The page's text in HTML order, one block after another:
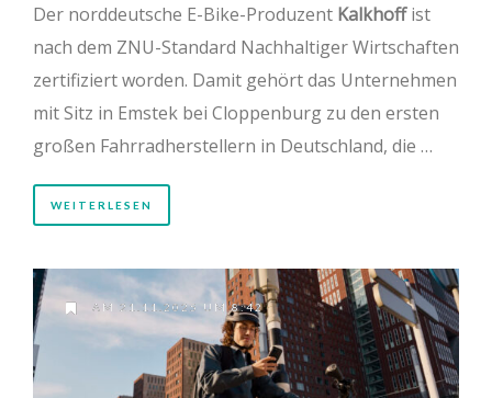
Der norddeutsche E-Bike-Produzent Kalkhoffist
nach dem ZNU-Standard Nachhaltiger Wirtschaften
zertifiziert worden. Damit gehört das Unternehmen
mit Sitz in Emstek bei Cloppenburg zu den ersten
großen Fahrradherstellern in Deutschland, die …
WEITERLESEN
AM 21.11.2025 UM 8:42